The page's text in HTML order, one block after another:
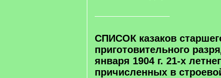
СПИСОК казаков
приготовительного
января 1904 г. 21-х
причисленных в